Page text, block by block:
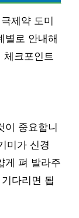
제약 도미
별로 안내해
체크포인트
이 중요합니
미가 신경
게 펴 발라주
다리면 됩